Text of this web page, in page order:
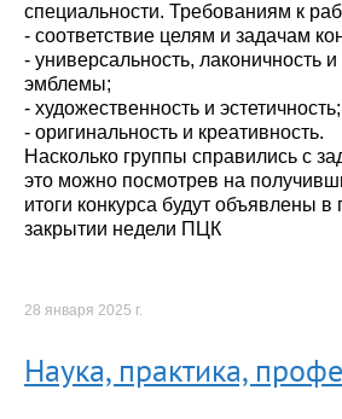
специальности. Требованиям к
- соответствие целям и задачам
- универсальность, лаконичность и
эмблемы;
- художественность и эстетичность;
- оригинальность и креативность.
Насколько группы справились с
это можно посмотрев на
итоги конкурса будут объявлены в
закрытии недели ПЦК
28 января 2025 г.
Наука, практика,